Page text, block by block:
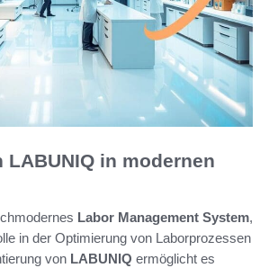
LABUNIQ in modernen
Labor Management System,
in der Optimierung von Laborprozessen
von LABUNIQ ermöglicht es